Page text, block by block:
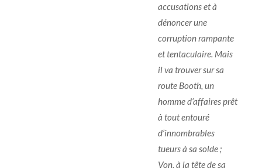
accusations et à
dénoncer une
corruption rampante
et tentaculaire. Mais
il va trouver sur sa
route Booth, un
homme d’affaires prêt
à tout entouré
d’innombrables
tueurs à sa solde ;
Von, à la tête de sa